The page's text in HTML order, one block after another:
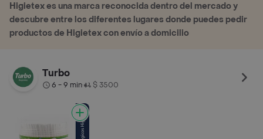
Higietex es una marca reconocida dentro del mercado y
descubre entre los diferentes lugares donde puedes pedir
productos de Higietex con envío a domicilio
Turbo
6 - 9 min• $ 3500